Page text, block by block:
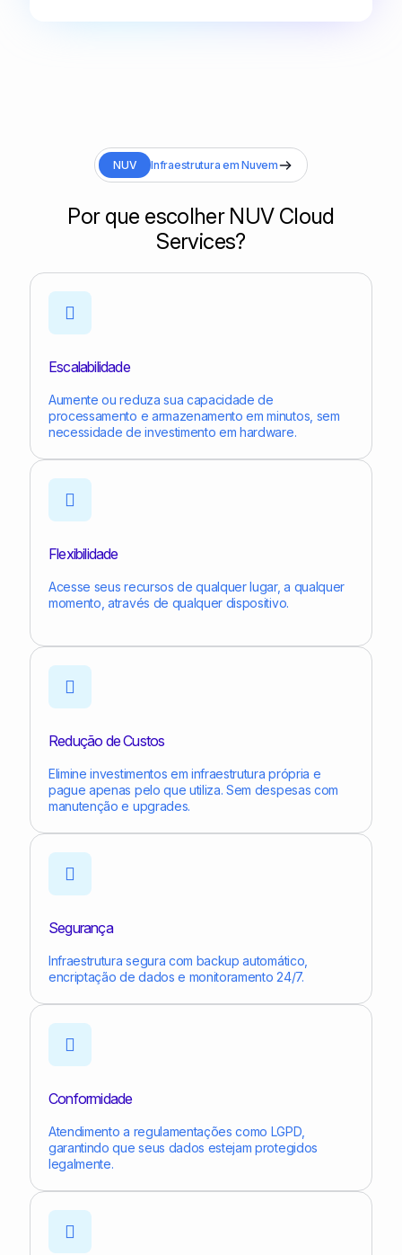
NUV Infraestrutura em Nuvem
Por que escolher NUV Cloud
Services?
Escalabilidade
Aumente ou reduza sua capacidade de
processamento e armazenamento em minutos, sem
necessidade de investimento em hardware.
Flexibilidade
Acesse seus recursos de qualquer lugar, a qualquer
momento, através de qualquer dispositivo.
Redução de Custos
Elimine investimentos em infraestrutura própria e
pague apenas pelo que utiliza. Sem despesas com
manutenção e upgrades.
Segurança
Infraestrutura segura com backup automático,
encriptação de dados e monitoramento 24/7.
Conformidade
Atendimento a regulamentações como LGPD,
garantindo que seus dados estejam protegidos
legalmente.